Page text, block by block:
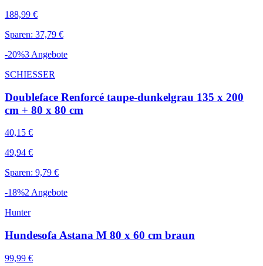
188,99 €
Sparen: 37,79 €
-20%3 Angebote
SCHIESSER
Doubleface Renforcé taupe-dunkelgrau 135 x 200
cm + 80 x 80 cm
40,15 €
49,94 €
Sparen: 9,79 €
-18%2 Angebote
Hunter
Hundesofa Astana M 80 x 60 cm braun
99,99 €